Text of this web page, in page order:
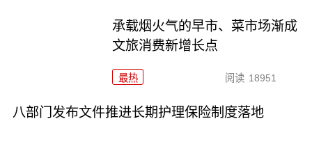
承载烟火气的早市、菜市场渐成
文旅消费新增长点
最热 阅读 18951
八部门发布文件推进长期护理保险制度落地